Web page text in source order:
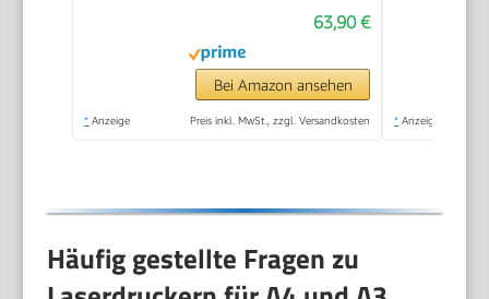
vom Smartphone
leicht gemacht PIXMA
Print Plan kompatibel
63,90 €
Bei Amazon ansehen
* Anzeige Preis inkl. MwSt., zzgl. Versandkosten * Anzeige
Häufig gestellte Fragen zu